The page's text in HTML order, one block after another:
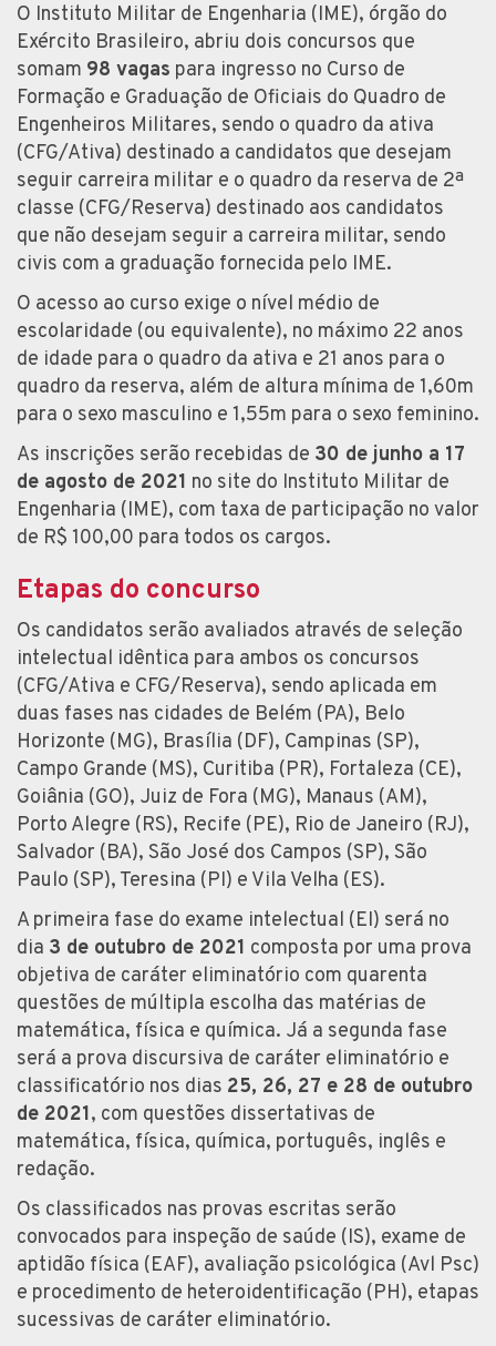
O Instituto Militar de Engenharia (IME), órgão do
Exército Brasileiro, abriu dois concursos que
somam 98 vagas para ingresso no Curso de
Formação e Graduação de Oficiais do Quadro de
Engenheiros Militares, sendo o quadro da ativa
(CFG/Ativa) destinado a candidatos que desejam
seguir carreira militar e o quadro da reserva de 2ª
classe (CFG/Reserva) destinado aos candidatos
que não desejam seguir a carreira militar, sendo
civis com a graduação fornecida pelo IME.
O acesso ao curso exige o nível médio de
escolaridade (ou equivalente), no máximo 22 anos
de idade para o quadro da ativa e 21 anos para o
quadro da reserva, além de altura mínima de 1,60m
para o sexo masculino e 1,55m para o sexo feminino.
As inscrições serão recebidas de 30 de junho a 17
de agosto de 2021 no site do Instituto Militar de
Engenharia (IME), com taxa de participação no valor
de R$ 100,00 para todos os cargos.
Etapas do concurso
Os candidatos serão avaliados através de seleção
intelectual idêntica para ambos os concursos
(CFG/Ativa e CFG/Reserva), sendo aplicada em
duas fases nas cidades de Belém (PA), Belo
Horizonte (MG), Brasília (DF), Campinas (SP),
Campo Grande (MS), Curitiba (PR), Fortaleza (CE),
Goiânia (GO), Juiz de Fora (MG), Manaus (AM),
Porto Alegre (RS), Recife (PE), Rio de Janeiro (RJ),
Salvador (BA), São José dos Campos (SP), São
Paulo (SP), Teresina (PI) e Vila Velha (ES).
A primeira fase do exame intelectual (EI) será no
dia 3 de outubro de 2021 composta por uma prova
objetiva de caráter eliminatório com quarenta
questões de múltipla escolha das matérias de
matemática, física e química. Já a segunda fase
será a prova discursiva de caráter eliminatório e
classificatório nos dias 25, 26, 27 e 28 de outubro
de 2021, com questões dissertativas de
matemática, física, química, português, inglês e
redação.
Os classificados nas provas escritas serão
convocados para inspeção de saúde (IS), exame de
aptidão física (EAF), avaliação psicológica (Avl Psc)
e procedimento de heteroidentificação (PH), etapas
sucessivas de caráter eliminatório.